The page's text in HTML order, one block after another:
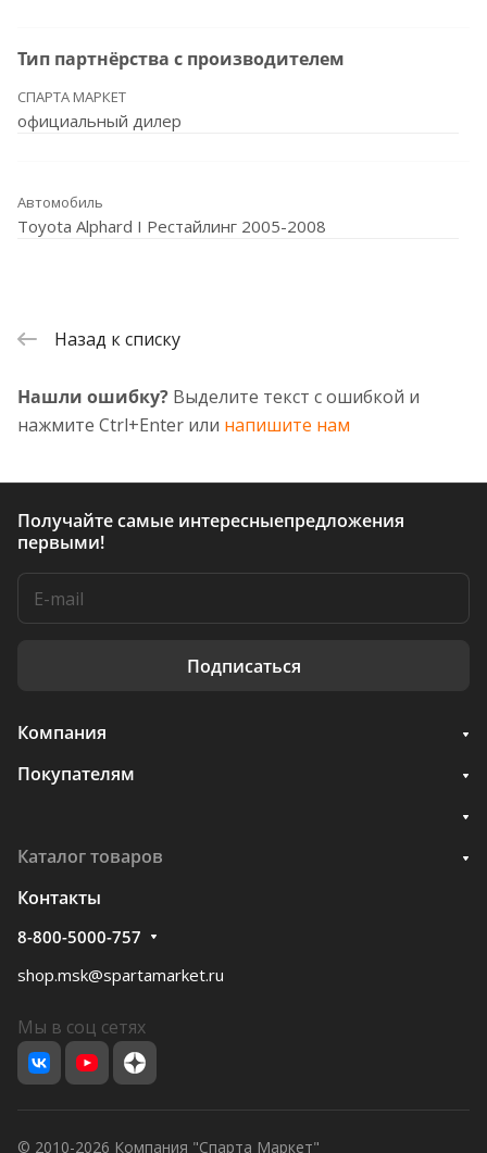
Тип партнёрства с производителем
СПАРТА МАРКЕТ
официальный дилер
Автомобиль
Toyota Alphard I Рестайлинг 2005-2008
Назад к списку
Нашли ошибку? Выделите текст с ошибкой и
нажмите Ctrl+Enter или напишите нам
Получайте самые интересныепредложения
первыми!
Подписаться
Компания
Покупателям
Каталог товаров
Контакты
8-800-5000-757
shop.msk@spartamarket.ru
Мы в соц сетях
© 2010-2026 Компания "Спарта Маркет"